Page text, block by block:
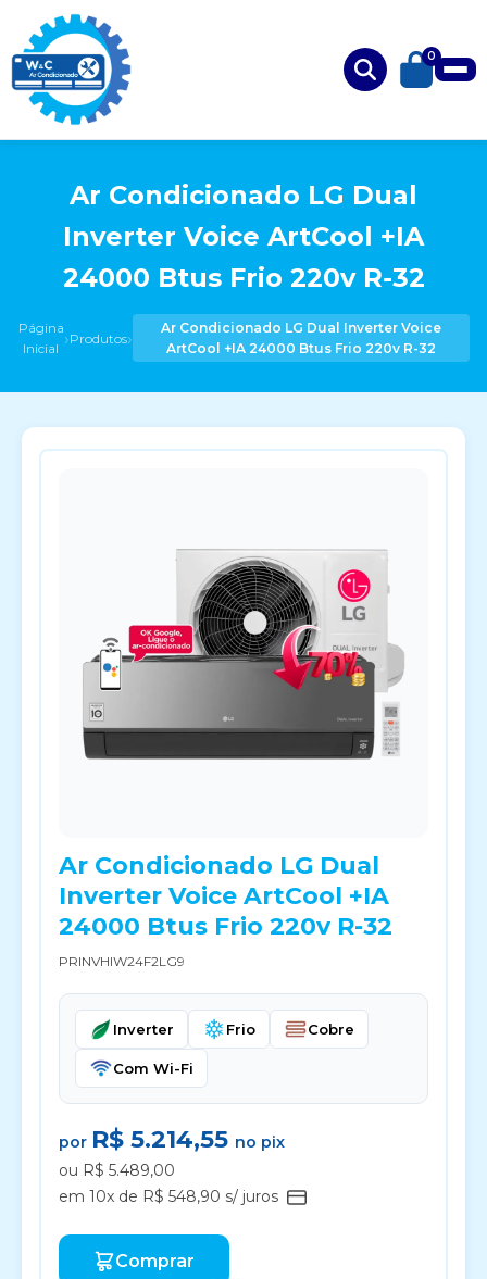
0
Ar Condicionado LG Dual
Inverter Voice ArtCool +IA
24000 Btus Frio 220v R-32
Página
Inicial ›Produtos›
Ar Condicionado LG Dual Inverter Voice
ArtCool +IA 24000 Btus Frio 220v R-32
Ar Condicionado LG Dual
Inverter Voice ArtCool +IA
24000 Btus Frio 220v R-32
PRINVHIW24F2LG9
Inverter Frio Cobre
Com Wi-Fi
por R$ 5.214,55 no pix
ou R$ 5.489,00
em 10x de R$ 548,90 s/ juros
Comprar